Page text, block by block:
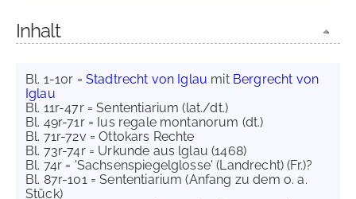
Inhalt
Bl. 1-10r = Stadtrecht von Iglau mit Bergrecht von
Iglau
Bl. 11r-47r = Sententiarium (lat./dt.)
Bl. 49r-71r = Ius regale montanorum (dt.)
Bl. 71r-72v = Ottokars Rechte
Bl. 73r-74r = Urkunde aus lglau (1468)
Bl. 74r = 'Sachsenspiegelglosse' (Landrecht) (Fr.)?
Bl. 87r-101 = Sententiarium (Anfang zu dem o. a.
Stück)